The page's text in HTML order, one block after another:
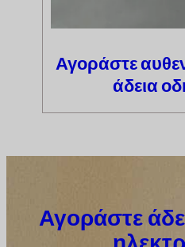
Αγοράστε
άδεια
Αγοράστε